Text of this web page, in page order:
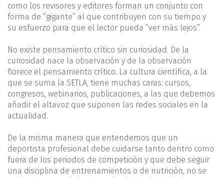
como los revisores y editores forman un conjunto con
forma de “gigante” al que contribuyen con su tiempo y
su esfuerzo para que el lector pueda “ver más lejos”.
No existe pensamiento crítico sin curiosidad. De la
curiosidad nace la observación y de la observación
florece el pensamiento crítico. La cultura científica, a la
que se suma la SETLA, tiene muchas caras: cursos,
congresos, webinarios, publicaciones, a las que debemos
añadir el altavoz que suponen las redes sociales en la
actualidad.
De la misma manera que entendemos que un
deportista profesional debe cuidarse tanto dentro como
fuera de los periodos de competición y que debe seguir
una disciplina de entrenamientos o de nutrición, no se